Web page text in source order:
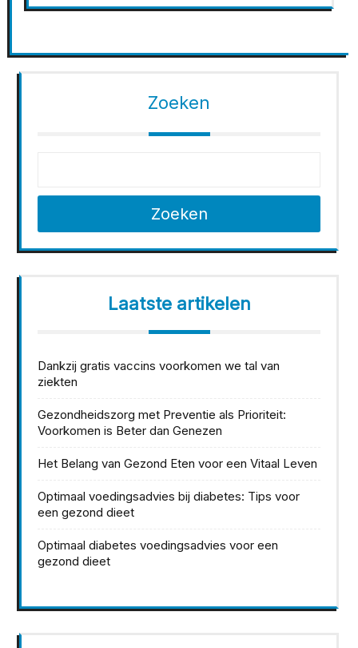
Zoeken
Zoeken
Laatste artikelen
Dankzij gratis vaccins voorkomen we tal van
ziekten
Gezondheidszorg met Preventie als Prioriteit:
Voorkomen is Beter dan Genezen
Het Belang van Gezond Eten voor een Vitaal Leven
Optimaal voedingsadvies bij diabetes: Tips voor
een gezond dieet
Optimaal diabetes voedingsadvies voor een
gezond dieet